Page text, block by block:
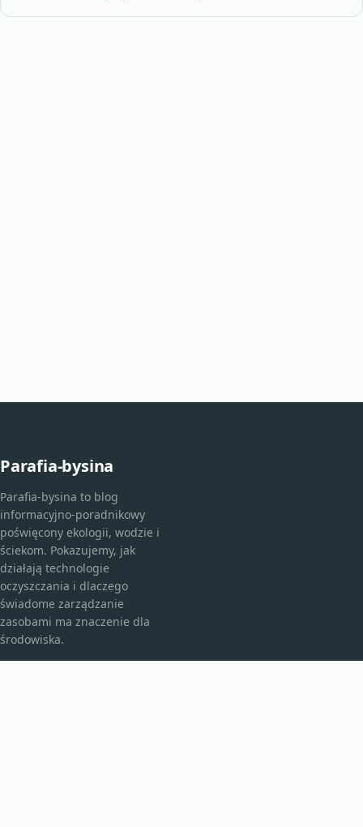
Parafia-bysina
Parafia-bysina to blog
informacyjno-poradnikowy
poświęcony ekologii, wodzie i
ściekom. Pokazujemy, jak
działają technologie
oczyszczania i dlaczego
świadome zarządzanie
zasobami ma znaczenie dla
środowiska.